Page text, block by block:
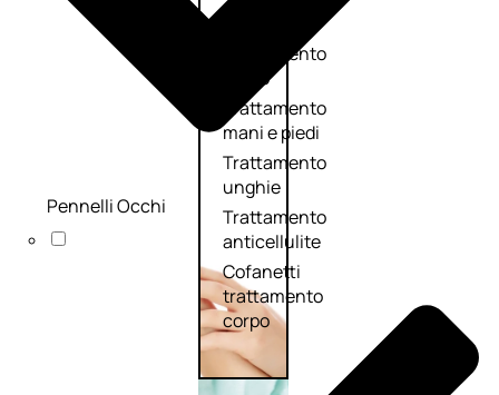
Trattamento
corpo
Trattamento
mani e piedi
Trattamento
unghie
Trattamento
anticellulite
Cofanetti
trattamento
corpo
Pennelli Occhi